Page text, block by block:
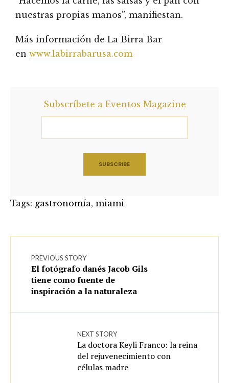
nuestras propias manos”, manifiestan.
Más información de La Birra Bar
en www.labirrabarusa.com
Subscríbete a Eventos Magazine
Tags: gastronomía, miami
PREVIOUS STORY
El fotógrafo danés Jacob Gils
tiene como fuente de
inspiración a la naturaleza
NEXT STORY
La doctora Keyli Franco: la reina
del rejuvenecimiento con
células madre